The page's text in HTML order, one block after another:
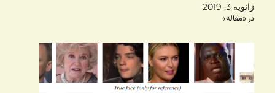
ژانویه 3, 2019
در «مقاله»